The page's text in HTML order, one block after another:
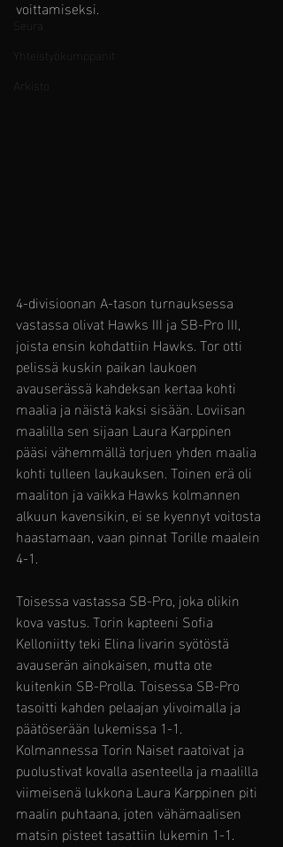
Seura
Yhteistyökumppanit
Arkisto
voittamiseksi.
4-divisioonan A-tason turnauksessa
vastassa olivat Hawks III ja SB-Pro III,
joista ensin kohdattiin Hawks. Tor otti
pelissä kuskin paikan laukoen
avauserässä kahdeksan kertaa kohti
maalia ja näistä kaksi sisään. Loviisan
maalilla sen sijaan Laura Karppinen
pääsi vähemmällä torjuen yhden maalia
kohti tulleen laukauksen. Toinen erä oli
maaliton ja vaikka Hawks kolmannen
alkuun kavensikin, ei se kyennyt voitosta
haastamaan, vaan pinnat Torille maalein
4-1.
Toisessa vastassa SB-Pro, joka olikin
kova vastus. Torin kapteeni Sofia
Kelloniitty teki Elina Iivarin syötöstä
avauserän ainokaisen, mutta ote
kuitenkin SB-Prolla. Toisessa SB-Pro
tasoitti kahden pelaajan ylivoimalla ja
päätöserään lukemissa 1-1.
Kolmannessa Torin Naiset raatoivat ja
puolustivat kovalla asenteella ja maalilla
viimeisenä lukkona Laura Karppinen piti
maalin puhtaana, joten vähämaalisen
matsin pisteet tasattiin lukemin 1-1.